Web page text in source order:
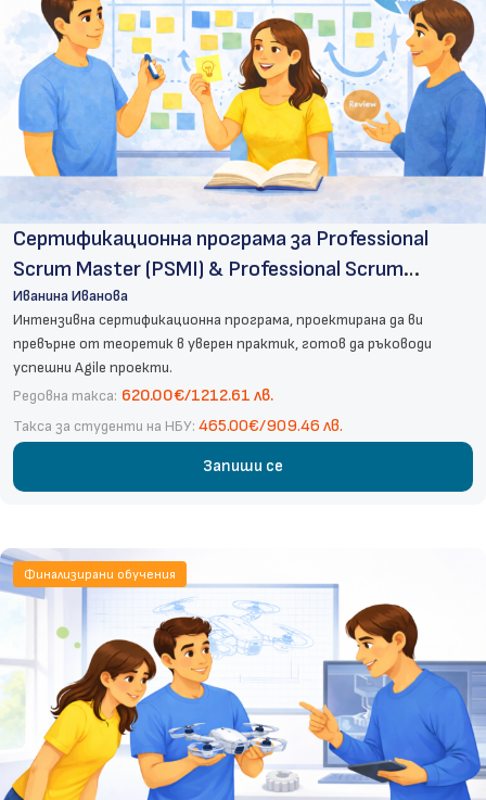
Сертификационна програма за Professional
Scrum Master (PSMI) & Professional Scrum
Product Owner (PSPOI)
Иванина Иванова
Интензивна сертификационна програма, проектирана да ви
превърне от теоретик в уверен практик, готов да ръководи
успешни Agile проекти.
Редовна такса: 620.00€/1212.61 лв.
Такса за студенти на НБУ: 465.00€/909.46 лв.
Запиши се
Финализирани обучения